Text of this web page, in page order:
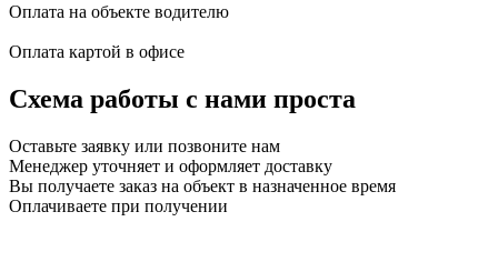
Оплата на объекте водителю
Оплата картой в офисе
Схема работы с нами проста
Оставьте заявку или позвоните нам
Менеджер уточняет и оформляет доставку
Вы получаете заказ на объект в назначенное время
Оплачиваете при получении